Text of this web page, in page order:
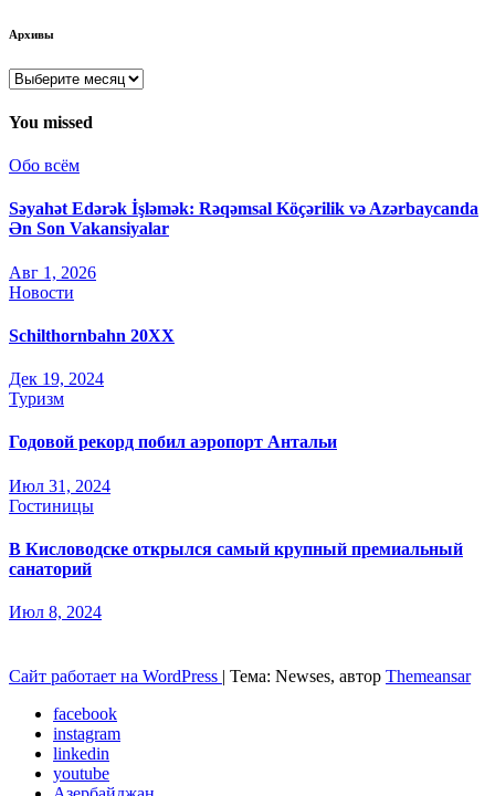
Архивы
Архивы
You missed
Обо всём
Səyahət Edərək İşləmək: Rəqəmsal Köçərilik və Azərbaycanda
Ən Son Vakansiyalar
Авг 1, 2026
Новости
Schilthornbahn 20XX
Дек 19, 2024
Туризм
Годовой рекорд побил аэропорт Антальи
Июл 31, 2024
Гостиницы
В Кисловодске открылся самый крупный премиальный
санаторий
Июл 8, 2024
Сайт работает на WordPress | Тема: Newses, автор Themeansar
facebook
instagram
linkedin
youtube